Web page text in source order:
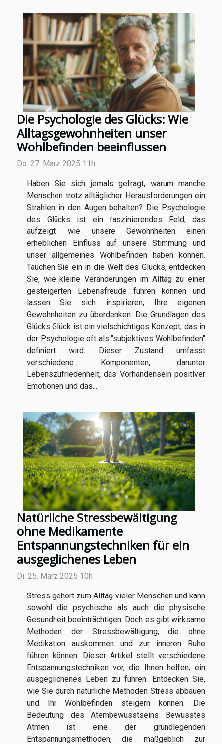
Die Psychologie des Glücks: Wie
Alltagsgewohnheiten unser
Wohlbefinden beeinflussen
Do. 27. März 2025 11h
Haben Sie sich jemals gefragt, warum manche
Menschen trotz alltäglicher Herausforderungen ein
Strahlen in den Augen behalten? Die Psychologie
des Glücks ist ein faszinierendes Feld, das
aufzeigt, wie unsere Gewohnheiten einen
erheblichen Einfluss auf unsere Stimmung und
unser allgemeines Wohlbefinden haben können.
Tauchen Sie ein in die Welt des Glücks, entdecken
Sie, wie kleine Veränderungen im Alltag zu einer
gesteigerten Lebensfreude führen können und
lassen Sie sich inspirieren, Ihre eigenen
Gewohnheiten zu überdenken. Die Grundlagen des
Glücks Glück ist ein vielschichtiges Konzept, das in
der Psychologie oft als "subjektives Wohlbefinden"
definiert wird. Dieser Zustand umfasst
verschiedene Komponenten, darunter
Lebenszufriedenheit, das Vorhandensein positiver
Emotionen und das...
Natürliche Stressbewältigung
ohne Medikamente
Entspannungstechniken für ein
ausgeglichenes Leben
Di. 25. März 2025 10h
Stress gehört zum Alltag vieler Menschen und kann
sowohl die psychische als auch die physische
Gesundheit beeinträchtigen. Doch es gibt wirksame
Methoden der Stressbewältigung, die ohne
Medikation auskommen und zur inneren Ruhe
führen können. Dieser Artikel stellt verschiedene
Entspannungstechniken vor, die Ihnen helfen, ein
ausgeglichenes Leben zu führen. Entdecken Sie,
wie Sie durch natürliche Methoden Stress abbauen
und Ihr Wohlbefinden steigern können. Die
Bedeutung des Atembewusstseins Bewusstes
Atmen ist eine der grundlegenden
Entspannungsmethoden, die maßgeblich zur